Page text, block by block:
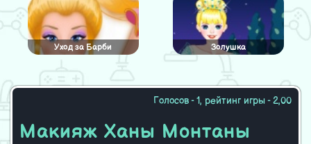
Уход за Барби Золушка
Голосов - 1, рейтинг игры - 2,00
Макияж Ханы Монтаны